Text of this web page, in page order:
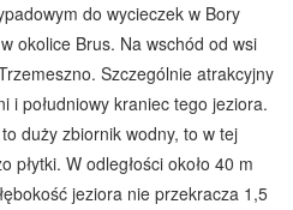
do wycieczek w Bory
okolice Brus. Na wschód od wsi
Szczególnie atrakcyjny
i południowy kraniec tego jeziora.
duży zbiornik wodny, to w tej
płytki. W odległości około 40 m
jeziora nie przekracza 1,5